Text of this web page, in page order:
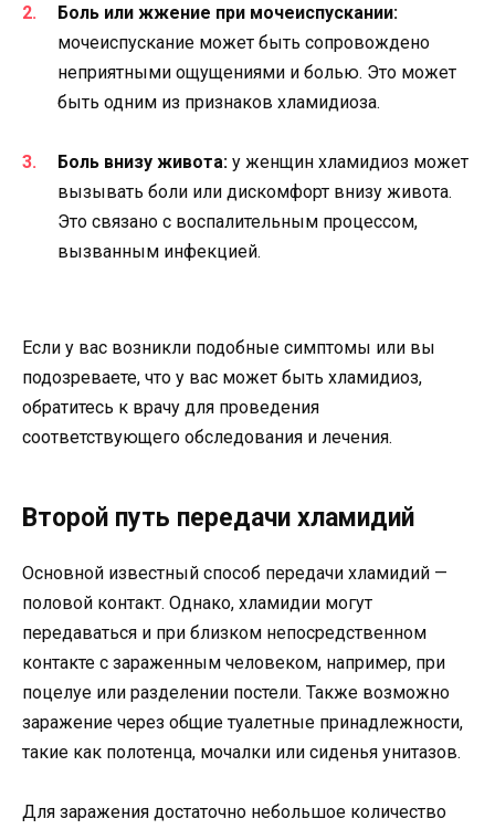
Боль или жжение при мочеиспускании:
мочеиспускание может быть сопровождено
неприятными ощущениями и болью. Это может
быть одним из признаков хламидиоза.
Боль внизу живота: у женщин хламидиоз может
вызывать боли или дискомфорт внизу живота.
Это связано с воспалительным процессом,
вызванным инфекцией.
Если у вас возникли подобные симптомы или вы
подозреваете, что у вас может быть хламидиоз,
обратитесь к врачу для проведения
соответствующего обследования и лечения.
Второй путь передачи хламидий
Основной известный способ передачи хламидий —
половой контакт. Однако, хламидии могут
передаваться и при близком непосредственном
контакте с зараженным человеком, например, при
поцелуе или разделении постели. Также возможно
заражение через общие туалетные принадлежности,
такие как полотенца, мочалки или сиденья унитазов.
Для заражения достаточно небольшое количество